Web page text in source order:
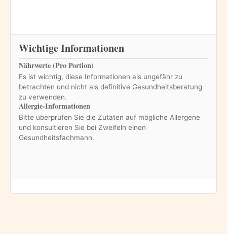
Wichtige Informationen
Nährwerte (Pro Portion)
Es ist wichtig, diese Informationen als ungefähr zu
betrachten und nicht als definitive Gesundheitsberatung
zu verwenden.
Allergie-Informationen
Bitte überprüfen Sie die Zutaten auf mögliche Allergene
und konsultieren Sie bei Zweifeln einen
Gesundheitsfachmann.